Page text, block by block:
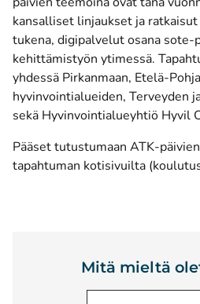
kansalliset linjaukset ja
tukena, digipalvelut osana sote-
kehittämistyön ytimessä.
yhdessä Pirkanmaan, Etelä-
hyvinvointialueiden, Terveyden
sekä Hyvinvointialueyhtiö Hyvil
Pääset tutustumaan ATK-
tapahtuman kotisivuilta
Mitä mieltä